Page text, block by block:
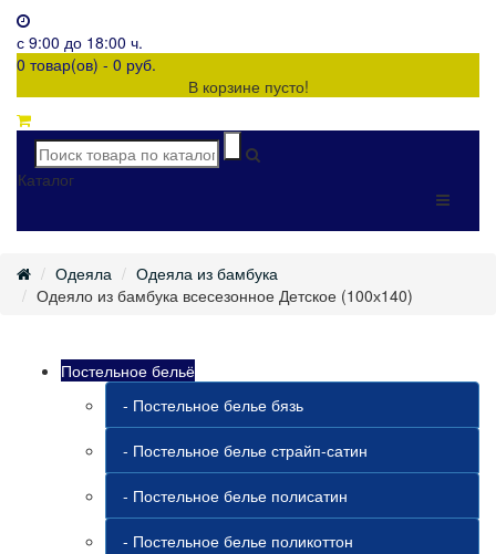
с 9:00 до 18:00 ч.
0 товар(ов) - 0 руб.
В корзине пусто!
Каталог
Одеяла
Одеяла из бамбука
Одеяло из бамбука всесезонное Детское (100х140)
Постельное бельё
- Постельное белье бязь
- Постельное белье страйп-сатин
- Постельное белье полисатин
- Постельное белье поликоттон